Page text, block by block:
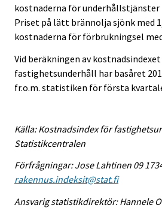
kostnaderna för underhållstjänster
Priset på lätt brännolja sjönk med
kostnaderna för förbrukningsel
Vid beräkningen av
fastighetsunderhåll har basåret
fr.o.m. statistiken för första
Källa: Kostnadsindex för
Statistikcentralen
Förfrågningar: Jose Lahtinen 09
rakennus.indeksit@stat.fi
Ansvarig statistikdirektör: Hannele